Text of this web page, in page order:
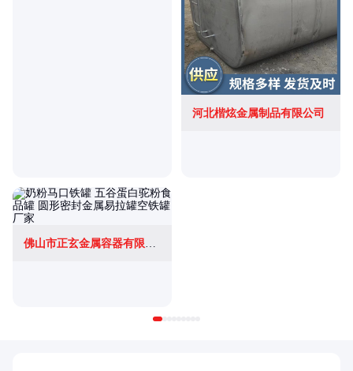
河北楷炫金属制品有限公司